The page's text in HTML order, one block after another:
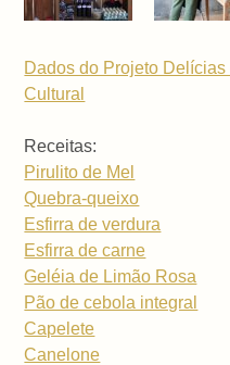
Dados do Projeto
Cultural
Receitas:
Pirulito de Mel
Quebra-queixo
Esfirra de verdura
Esfirra de carne
Geléia de Limão Rosa
Pão de cebola integral
Capelete
Canelone